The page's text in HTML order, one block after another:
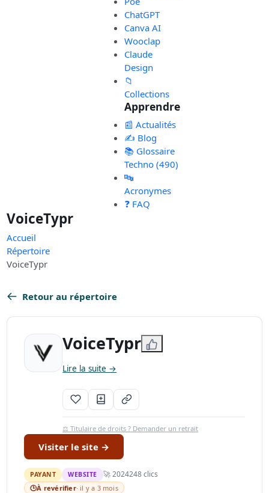
ChatGPT
Canva AI
Wooclap
Claude
Design
📁
Collections
Apprendre
📰 Actualités
✍️ Blog
📚 Glossaire
Techno (490)
🔤
Acronymes
❓ FAQ
VoiceTypr
Accueil
Répertoire
VoiceTypr
Retour au répertoire
VoiceTypr
Lire la suite →
⚖️ Titulaire de droits ? Demander un retrait
Visiter le site →
PAYANT WEBSITE 🚀 2024248 clics
🕒À revérifier· il y a 3 mois